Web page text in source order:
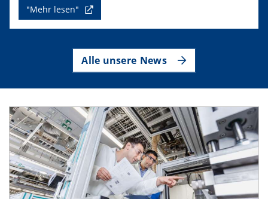
"Mehr lesen"
Alle unsere News